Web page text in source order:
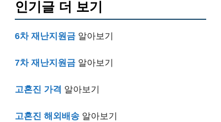
인기글 더 보기
6차 재난지원금 알아보기
7차 재난지원금 알아보기
고혼진 가격 알아보기
고혼진 해외배송 알아보기